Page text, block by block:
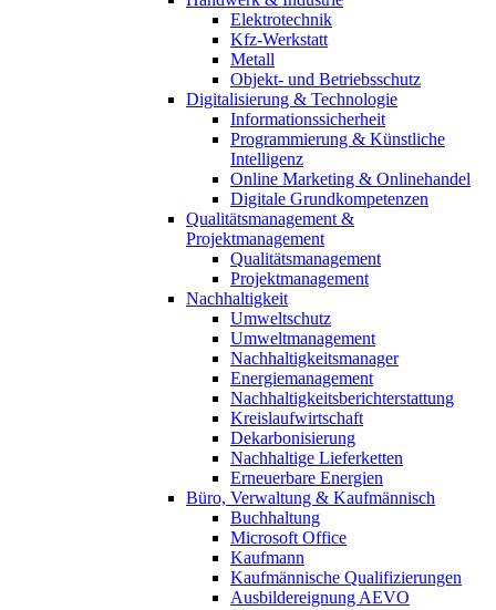
Elektrotechnik
Kfz-Werkstatt
Metall
Objekt- und Betriebsschutz
Digitalisierung & Technologie
Informationssicherheit
Programmierung & Künstliche
Intelligenz
Online Marketing & Onlinehandel
Digitale Grundkompetenzen
Qualitätsmanagement &
Projektmanagement
Qualitätsmanagement
Projektmanagement
Nachhaltigkeit
Umweltschutz
Umweltmanagement
Nachhaltigkeitsmanager
Energiemanagement
Nachhaltigkeitsberichterstattung
Kreislaufwirtschaft
Dekarbonisierung
Nachhaltige Lieferketten
Erneuerbare Energien
Büro, Verwaltung & Kaufmännisch
Buchhaltung
Microsoft Office
Kaufmann
Kaufmännische Qualifizierungen
Ausbildereignung AEVO